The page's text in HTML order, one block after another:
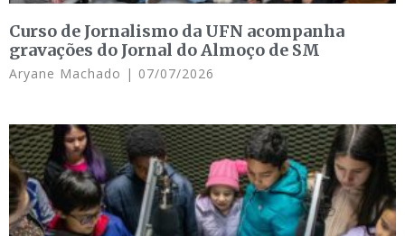
Curso de Jornalismo da UFN acompanha
gravações do Jornal do Almoço de SM
Aryane Machado 07/07/2026